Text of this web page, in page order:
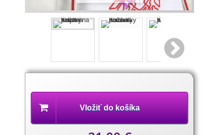
Vložiť do košíka
produktu